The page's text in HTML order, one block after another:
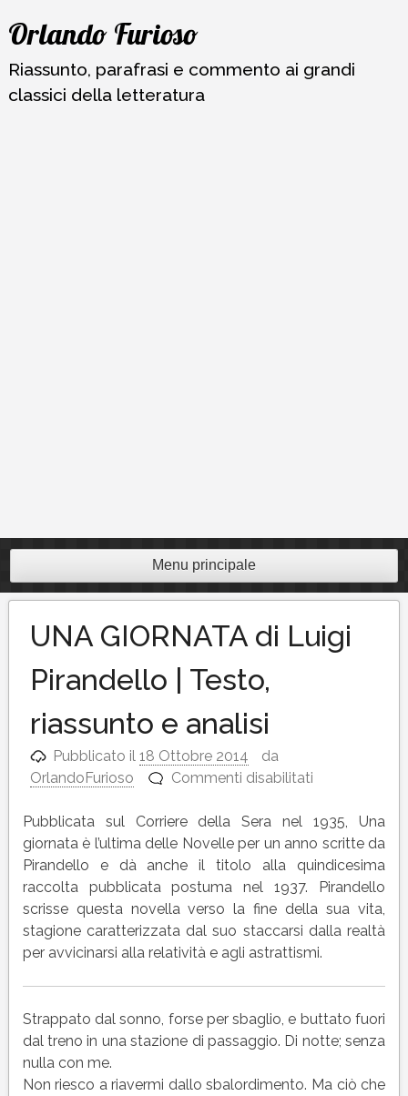
Vai
contenuto
Orlando Furioso
Riassunto, parafrasi e commento ai grandi
classici della letteratura
Menu principale
UNA GIORNATA di Luigi
Pirandello | Testo,
riassunto e analisi
Pubblicato il18 Ottobre 2014
da
OrlandoFurioso
Commenti disabilitati
GIORNATA
di
Luigi
Pirandello
|
Testo,
riassunto
Pubblicata sul Corriere della Sera nel 1935, Una
giornata è l’ultima delle Novelle per un anno scritte da
Pirandello e dà anche il titolo alla quindicesima
raccolta pubblicata postuma nel 1937. Pirandello
scrisse questa novella verso la fine della sua vita,
stagione caratterizzata dal suo staccarsi dalla realtà
per avvicinarsi alla relatività e agli astrattismi.
Strappato dal sonno, forse per sbaglio, e buttato fuori
dal treno in una stazione di passaggio. Di notte; senza
nulla con me.
Non riesco a riavermi dallo sbalordimento. Ma ciò che